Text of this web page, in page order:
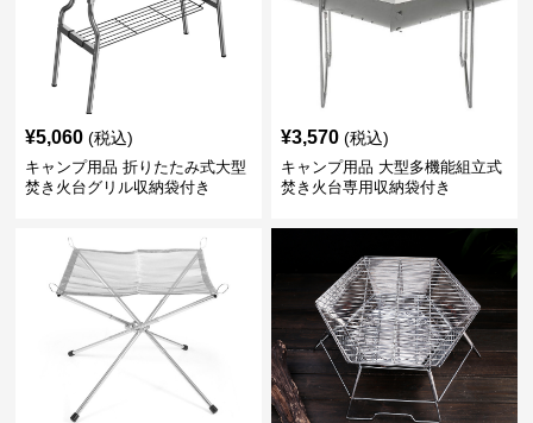
¥5,060 (税込)
キャンプ用品 折りたたみ式大型
焚き火台グリル収納袋付き
¥3,570 (税込)
キャンプ用品 大型多機能組立式
焚き火台専用収納袋付き